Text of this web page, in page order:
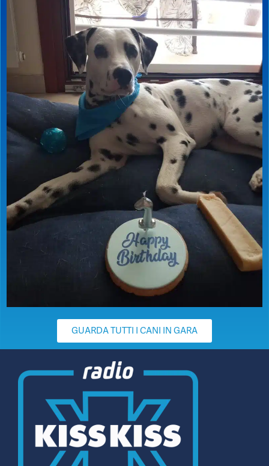
GUARDA TUTTI I CANI IN GARA